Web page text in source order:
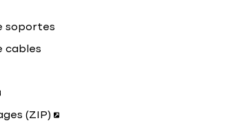
soportes
cables
(ZIP)